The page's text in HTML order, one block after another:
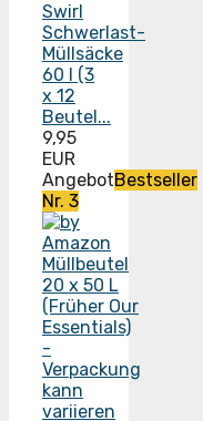
Swirl
Schwerlast-
Müllsäcke
60 l (3
x 12
Beutel...
9,95
EUR
AngebotBestseller
Nr. 3